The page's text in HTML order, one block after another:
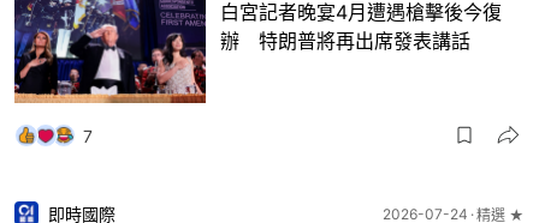
白宮記者晚宴4月遭遇槍擊後今復
辦 特朗普將再出席發表講話
7
即時國際 2026-07-24 精選 ★